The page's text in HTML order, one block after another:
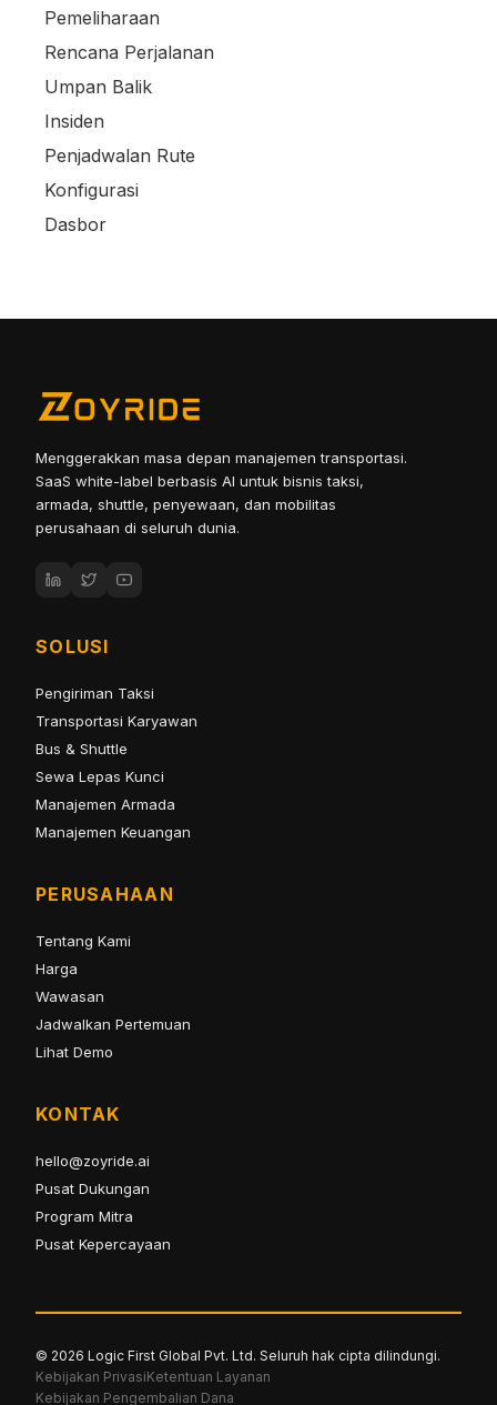
Pemeliharaan
Rencana Perjalanan
Umpan Balik
Insiden
Penjadwalan Rute
Konfigurasi
Dasbor
Menggerakkan masa depan manajemen transportasi.
SaaS white-label berbasis AI untuk bisnis taksi,
armada, shuttle, penyewaan, dan mobilitas
perusahaan di seluruh dunia.
SOLUSI
Pengiriman Taksi
Transportasi Karyawan
Bus & Shuttle
Sewa Lepas Kunci
Manajemen Armada
Manajemen Keuangan
PERUSAHAAN
Tentang Kami
Harga
Wawasan
Jadwalkan Pertemuan
Lihat Demo
KONTAK
hello@zoyride.ai
Pusat Dukungan
Program Mitra
Pusat Kepercayaan
© 2026 Logic First Global Pvt. Ltd. Seluruh hak cipta dilindungi.
Kebijakan PrivasiKetentuan Layanan
Kebijakan Pengembalian Dana